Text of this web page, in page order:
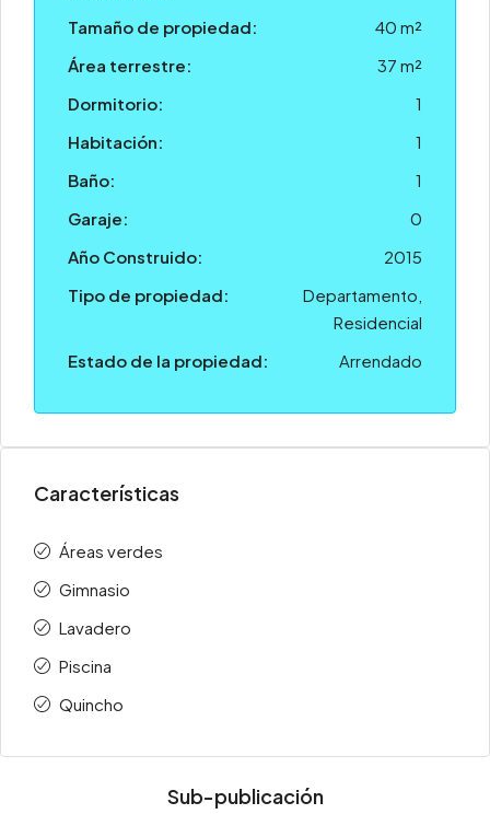
Tamaño de propiedad:
40 m²
Área terrestre:
37 m²
Dormitorio:
1
Habitación:
1
Baño:
1
Garaje:
0
Año Construido:
2015
Tipo de propiedad:
Departamento,
Residencial
Estado de la propiedad:
Arrendado
Características
Áreas verdes
Gimnasio
Lavadero
Piscina
Quincho
Sub-publicación